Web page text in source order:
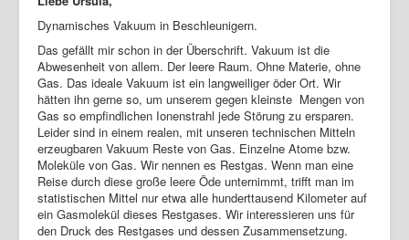
Dynamisches Vakuum in Beschleunigern.
Das gefällt mir schon in der Überschrift. Vakuum ist die
Abwesenheit von allem. Der leere Raum. Ohne Materie, ohne
Gas. Das ideale Vakuum ist ein langweiliger öder Ort. Wir
hätten ihn gerne so, um unserem gegen kleinste Mengen von
Gas so empfindlichen Ionenstrahl jede Störung zu ersparen.
Leider sind in einem realen, mit unseren technischen Mitteln
erzeugbaren Vakuum Reste von Gas. Einzelne Atome bzw.
Moleküle von Gas. Wir nennen es Restgas. Wenn man eine
Reise durch diese große leere Öde unternimmt, trifft man im
statistischen Mittel nur etwa alle hunderttausend Kilometer auf
ein Gasmolekül dieses Restgases. Wir interessieren uns für
den Druck des Restgases und dessen Zusammensetzung.